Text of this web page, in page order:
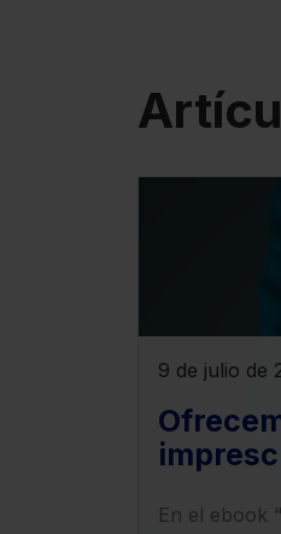
9 de julio de
LO 1/
En el ebook "MASC, PIMASC, LexNET,